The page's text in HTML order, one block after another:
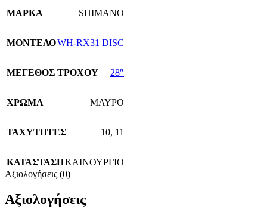
ΜΑΡΚΑ SHIMANO
ΜΟΝΤΕΛΟWH-RX31 DISC
ΜΕΓΕΘΟΣ ΤΡΟΧΟΥ 28″
ΧΡΩΜΑ ΜΑΥΡΟ
ΤΑΧΥΤΗΤΕΣ 10, 11
ΚΑΤΑΣΤΑΣΗΚΑΙΝΟΥΡΓΙΟ
Αξιολογήσεις (0)
Αξιολογήσεις